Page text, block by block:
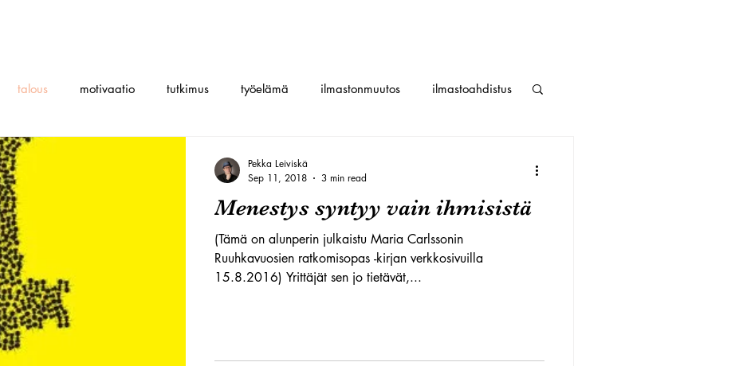
talous motivaatio tutkimus työelämä ilmastonmuutos ilmastoahdistus
Menestys syntyy vain ihmisistä
(Tämä on alunperin julkaistu Maria Carlssonin
Ruuhkavuosien ratkomisopas -kirjan verkkosivuilla
15.8.2016) Yrittäjät sen jo tietävät,...
Pekka Leiviskä
Sep 11, 2018
3 min read